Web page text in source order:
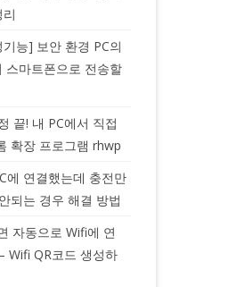
능] 보안 환경 PC의
스마트폰으로 전송할
끝! 내 PC에서 직접
확장 프로그램 rhwp
에 연결했는데 충전만
되는 경우 해결 방법
자동으로 Wifi에 연
Wifi QR코드 생성하